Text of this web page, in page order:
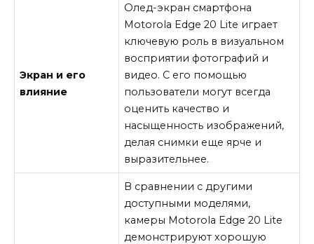
Экран и его
влияние
Олед-экран смартфона
Motorola Edge 20 Lite играет
ключевую роль в визуальном
восприятии фотографий и
видео. С его помощью
пользователи могут всегда
оценить качество и
насыщенность изображений,
делая снимки еще ярче и
выразительнее.
В сравнении с другими
доступными моделями,
камеры Motorola Edge 20 Lite
демонстрируют хорошую